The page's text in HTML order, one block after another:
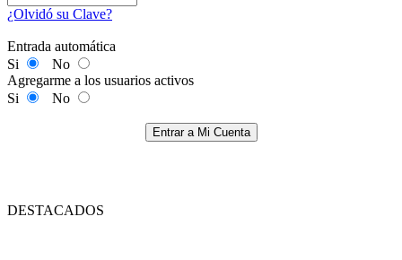
¿Olvidó su Clave?
Entrada automática
Si
No
Agregarme a los usuarios activos
Si
No
Entrar a Mi Cuenta
DESTACADOS